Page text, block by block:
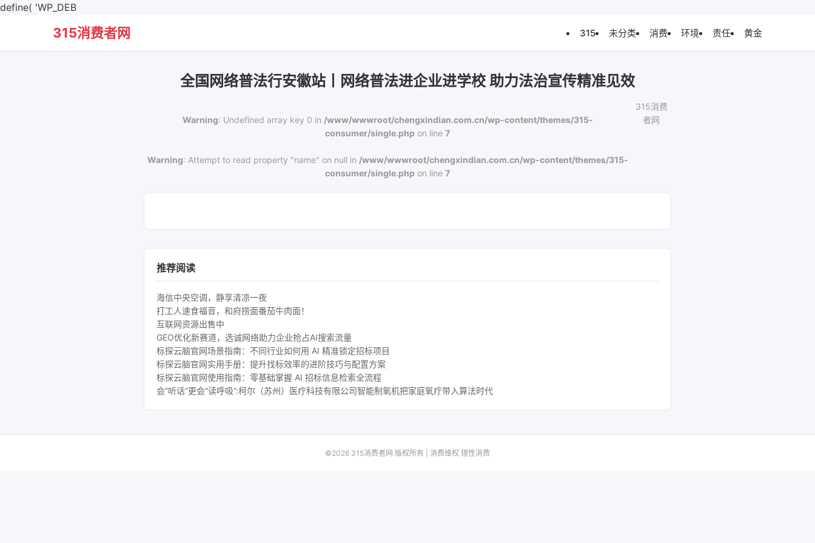
define( 'WP_DEB
315消费者网 315 未分类 消费 环境 责任 黄金
全国网络普法行安徽站丨网络普法进企业进学校 助力法治宣传精准见效
Warning: Undefined array key 0 in /www/wwwroot/chengxindian.com.cn/wp-content/themes/315-
consumer/single.php on line7
Warning: Attempt to read property "name" on null in /www/wwwroot/chengxindian.com.cn/wp-content/themes/315-
consumer/single.php on line7
315消费
者网
推荐阅读
海信中央空调，静享清凉一夜
打工人速食福音，和府捞面番茄牛肉面！
互联网资源出售中
GEO优化新赛道，选诚网络助力企业抢占AI搜索流量
标探云脑官网场景指南：不同行业如何用 AI 精准锁定招标项目
标探云脑官网实用手册：提升找标效率的进阶技巧与配置方案
标探云脑官网使用指南：零基础掌握 AI 招标信息检索全流程
会”听话”更会”读呼吸”:柯尔（苏州）医疗科技有限公司智能制氧机把家庭氧疗带入算法时代
©2026 315消费者网 版权所有 | 消费维权 理性消费